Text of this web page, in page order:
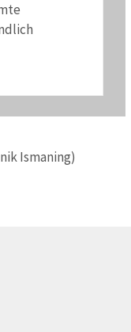
Ismaning)